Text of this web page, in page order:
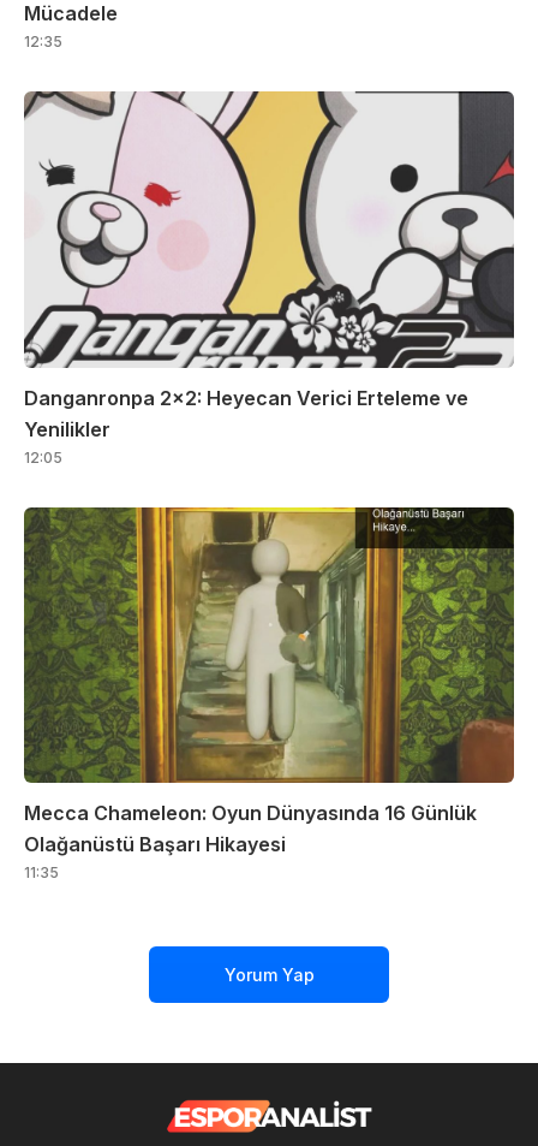
Mücadele
12:35
Danganronpa 2×2: Heyecan Verici Erteleme ve
Yenilikler
12:05
Mecca Chameleon: Oyun Dünyasında 16 Günlük
Olağanüstü Başarı Hikayesi
11:35
Yorum Yap